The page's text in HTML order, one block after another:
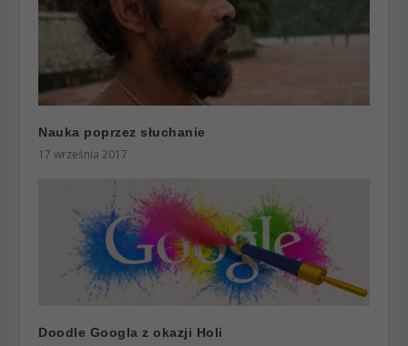
Nauka poprzez słuchanie
17 września 2017
Doodle Googla z okazji Holi